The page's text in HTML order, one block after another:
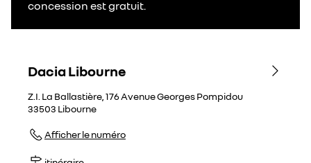
concession est gratuit.
Dacia Libourne
Z.I. La Ballastière, 176 Avenue Georges Pompidou
33503 Libourne
Afficher le numéro